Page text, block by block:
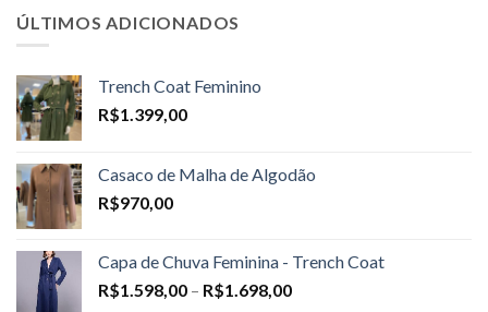
ÚLTIMOS ADICIONADOS
Trench Coat Feminino
R$1.399,00
Casaco de Malha de Algodão
R$970,00
Capa de Chuva Feminina - Trench Coat
R$1.598,00 – R$1.698,00Price